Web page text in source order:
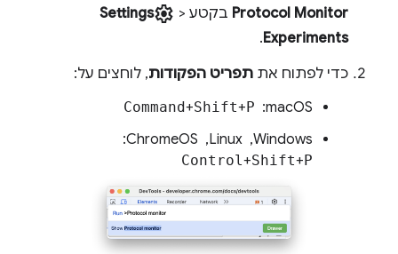
Protocol Monitor בקטע Settingssettings >
Experiments
.
כדי לפתוח את תפריט הפקודות, לוחצים על:
macOS: ‏
Command+Shift+P
Windows, ‏ Linux, ‏ ChromeOS: ‏
Control+Shift+P